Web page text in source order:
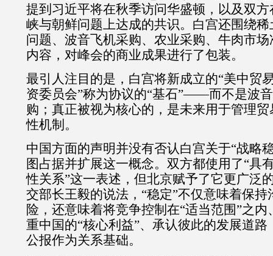
提到习近平将在秋季访问华盛顿，以及双
峡与朝鲜问题上达成的共识。白宫还围绕
问题、波音飞机采购、农业采购、牛肉市
内容，对峰会的商业成果进行了包装。
最引人注目的是，白宫将新成立的“美中贸
资委员会”称为协议的“基石”——而不是波
购；真正被视为核心的，是未来用于管理
性机制。
中国方面的声明并没有否认白宫关于“战略
图占据并扩展这一概念。双方都使用了“具
性关系”这一表述，但北京赋予了它更广泛
交部长王毅的说法， “稳定”不仅意味着保持
险，还意味着将竞争控制在“适当范围”之内
重中国的“核心利益”、承认彼此的发展道
公报作为关系基础。